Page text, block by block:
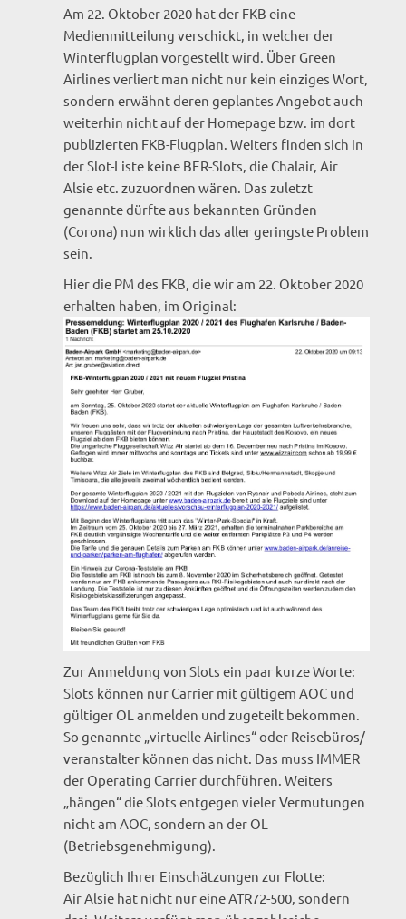
Am 22. Oktober 2020 hat der FKB eine
Medienmitteilung verschickt, in welcher der
Winterflugplan vorgestellt wird. Über Green
Airlines verliert man nicht nur kein einziges Wort,
sondern erwähnt deren geplantes Angebot auch
weiterhin nicht auf der Homepage bzw. im dort
publizierten FKB-Flugplan. Weiters finden sich in
der Slot-Liste keine BER-Slots, die Chalair, Air
Alsie etc. zuzuordnen wären. Das zuletzt
genannte dürfte aus bekannten Gründen
(Corona) nun wirklich das aller geringste Problem
sein.
Hier die PM des FKB, die wir am 22. Oktober 2020
erhalten haben, im Original:
Zur Anmeldung von Slots ein paar kurze Worte:
Slots können nur Carrier mit gültigem AOC und
gültiger OL anmelden und zugeteilt bekommen.
So genannte „virtuelle Airlines“ oder Reisebüros/-
veranstalter können das nicht. Das muss IMMER
der Operating Carrier durchführen. Weiters
„hängen“ die Slots entgegen vieler Vermutungen
nicht am AOC, sondern an der OL
(Betriebsgenehmigung).
Bezüglich Ihrer Einschätzungen zur Flotte:
Air Alsie hat nicht nur eine ATR72-500, sondern